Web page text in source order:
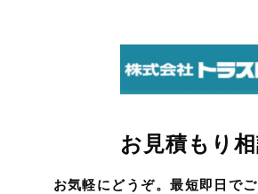
お見積もり
お気軽にどうぞ。最短即日でご